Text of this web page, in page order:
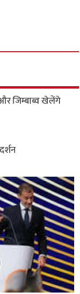
जिम्बाब्व खेलेंगे